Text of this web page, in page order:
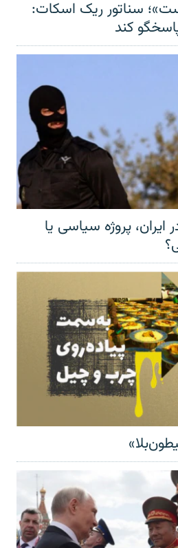
سناتور ریک اسکات:
کند
ایران، پروژه سیاسی یا